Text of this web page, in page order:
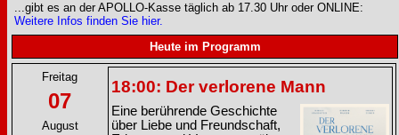
...gibt es an der APOLLO-Kasse täglich ab 17.30 Uhr oder ONLINE:
Weitere Infos finden Sie hier.
Heute im Programm
Freitag
07
August
18:00: Der verlorene Mann
Eine berührende Geschichte
über Liebe und Freundschaft,